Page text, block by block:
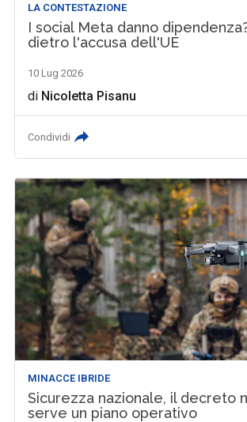
LA CONTESTAZIONE
I social Meta danno
dietro l'accusa dell'UE
10 Lug 2026
di Nicoletta Pisanu
Condividi
MINACCE IBRIDE
Sicurezza nazionale, il decreto
serve un piano operativo